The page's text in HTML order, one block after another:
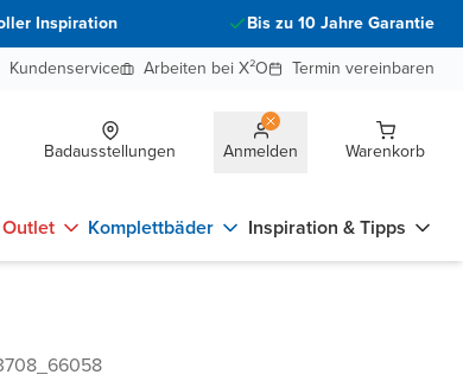
Inspiration
Bis zu 10 Jahre Garantie
Kundenservice
Arbeiten bei X²O Termin vereinbaren
Badausstellungen Anmelden Warenkorb
Outlet Komplettbäder Inspiration & Tipps